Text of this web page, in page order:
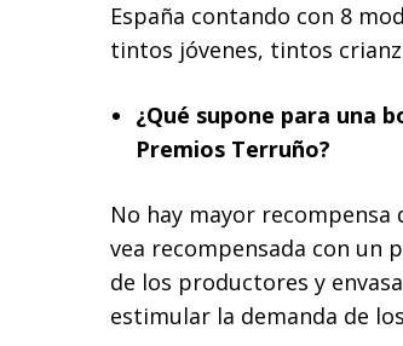
España contando con 8
tintos jóvenes, tintos
¿Qué supone para una
Premios Terruño?
No hay mayor
vea recompensada con un
de los productores y
estimular la demanda de